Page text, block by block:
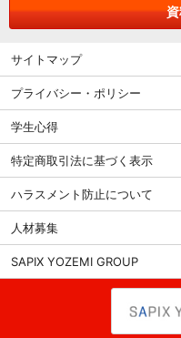
サイトマップ
プライバシー・ポリシー
学生心得
特定商取引法に基づく表示
ハラスメント防止について
人材募集
SAPIX YOZEMI GROUP